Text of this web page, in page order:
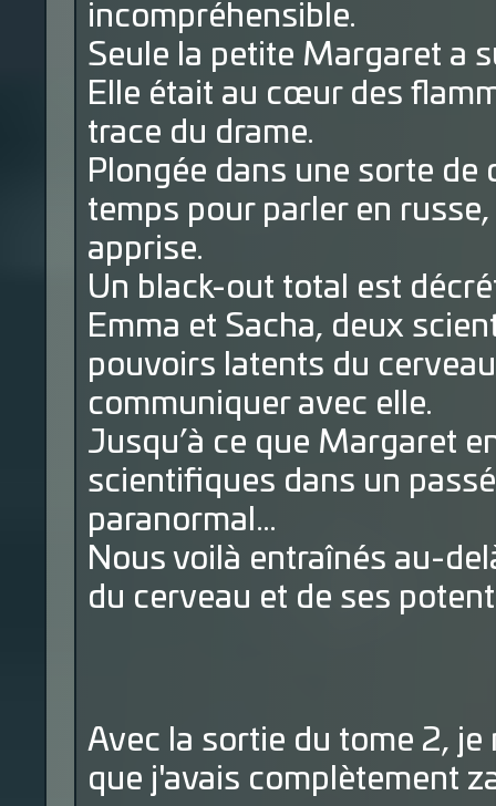
incompréhensible.
Seule la petite Margaret a
Elle était au cœur des
trace du drame.
Plongée dans une sorte de
temps pour parler en russe,
apprise.
Un black-out total est
Emma et Sacha, deux
pouvoirs latents du
communiquer avec elle.
Jusqu’à ce que Margaret
scientifiques dans un
paranormal…
Nous voilà entraînés au-
du cerveau et de ses
Avec la sortie du tome 2, je
que j'avais complètement